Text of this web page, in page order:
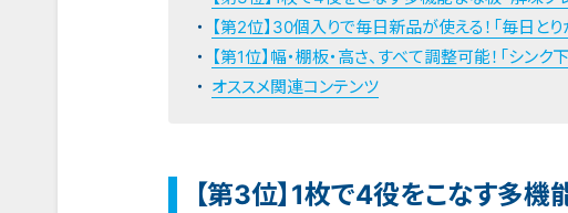
【第2位】30個入りで毎日新品が使える！「毎日とり
【第1位】幅・棚板・高さ、すべて調整可能！「シン
オススメ関連コンテンツ
【第3位】1枚で4役をこなす多機